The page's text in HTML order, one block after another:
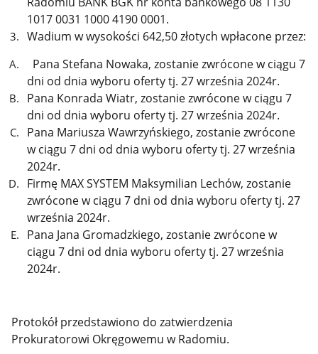
1017 0031 1000 4190 0001.
Wadium w wysokości 642,50 złotych wpłacone przez:
Pana Stefana Nowaka, zostanie zwrócone w ciągu 7
dni od dnia wyboru oferty tj. 27 września 2024r.
Pana Konrada Wiatr, zostanie zwrócone w ciągu 7
dni od dnia wyboru oferty tj. 27 września 2024r.
Pana Mariusza Wawrzyńskiego, zostanie zwrócone
w ciągu 7 dni od dnia wyboru oferty tj. 27 września
2024r.
Firmę MAX SYSTEM Maksymilian Lechów, zostanie
zwrócone w ciągu 7 dni od dnia wyboru oferty tj. 27
września 2024r.
Pana Jana Gromadzkiego, zostanie zwrócone w
ciągu 7 dni od dnia wyboru oferty tj. 27 września
2024r.
Protokół przedstawiono do zatwierdzenia
Prokuratorowi Okręgowemu w Radomiu.